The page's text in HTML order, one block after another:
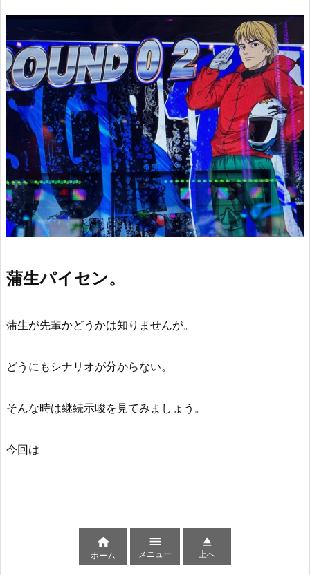
蒲生パイセン。
蒲生が先輩かどうかは知りませんが。
どうにもシナリオが分からない。
そんな時は継続示唆を見てみましょう。
今回は

ホーム

メニュー

上へ